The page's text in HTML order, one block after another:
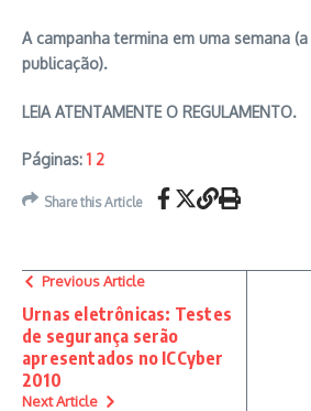
A campanha termina em uma semana
publicação).
LEIA ATENTAMENTE O REGULAMENTO.
Páginas: 1 2
Share this Article
Previous Article
Urnas eletrônicas: Testes
de segurança serão
apresentados no ICCyber
2010
Next Article